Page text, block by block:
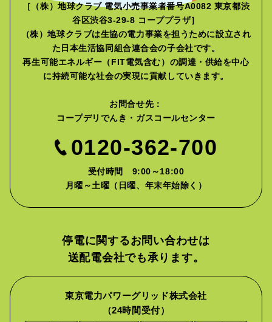
［（株）地球クラブ 電気小売事業者番号A0082 東京都渋
谷区渋谷3-29-8 コーププラザ］
（株）地球クラブは生協の電力事業を担うために設立され
た 日本生活協同組合連合会の子会社です。
再生可能エネルギー（FIT電気含む）の調達・供給を中心
に持続可能な社会の実現に貢献していきます。
お問合せ先：
コープデリでんき・ガスコールセンター
0120-362-700
受付時間 9:00～18:00
月曜～土曜（日曜、年末年始除く）
停電に関するお問い合わせは
送配電会社でも承ります。
東京電力パワーグリッド株式会社
（24時間受付）